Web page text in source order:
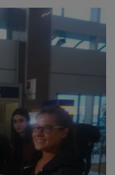
printre
mediu